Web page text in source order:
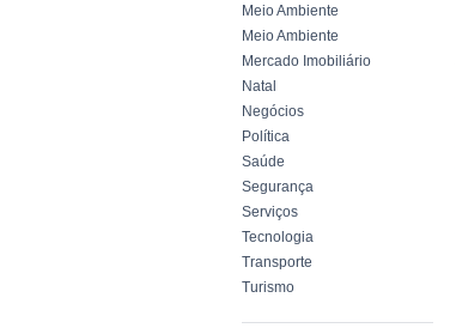
Meio Ambiente
Meio Ambiente
Mercado Imobiliário
Natal
Negócios
Política
Saúde
Segurança
Serviços
Tecnologia
Transporte
Turismo